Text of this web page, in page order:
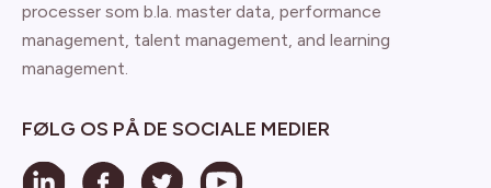
processer som b.la. master data, performance
management, talent management, and learning
management.
FØLG OS PÅ DE SOCIALE MEDIER